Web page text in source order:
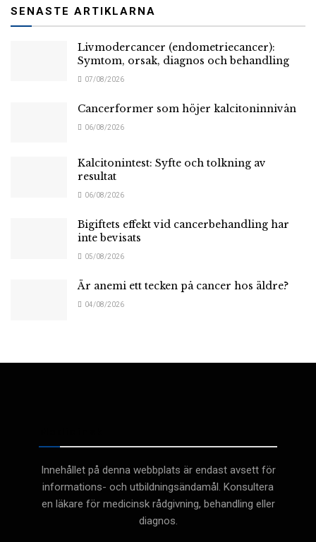
SENASTE ARTIKLARNA
Livmodercancer (endometriecancer):
Symtom, orsak, diagnos och behandling
07/08/2026
Cancerformer som höjer kalcitoninnivån
06/08/2026
Kalcitonintest: Syfte och tolkning av
resultat
06/08/2026
Bigiftets effekt vid cancerbehandling har
inte bevisats
05/08/2026
Är anemi ett tecken på cancer hos äldre?
04/08/2026
Innehållet på denna webbplats är endast avsett för
informations- och utbildningsändamål. Konsultera
en läkare för medicinsk rådgivning, behandling eller
diagnos.